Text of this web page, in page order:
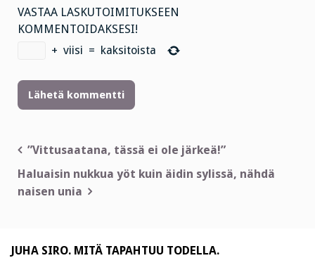
VASTAA LASKUTOIMITUKSEEN
KOMMENTOIDAKSESI!
+ viisi = kaksitoista
Artikkelien
selaus
”Vittusaatana, tässä ei ole järkeä!”
Haluaisin nukkua yöt kuin äidin sylissä, nähdä
naisen unia
JUHA SIRO. MITÄ TAPAHTUU TODELLA.